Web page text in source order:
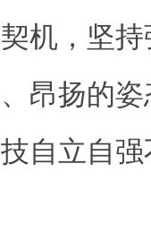
机，坚
昂扬的
自立自